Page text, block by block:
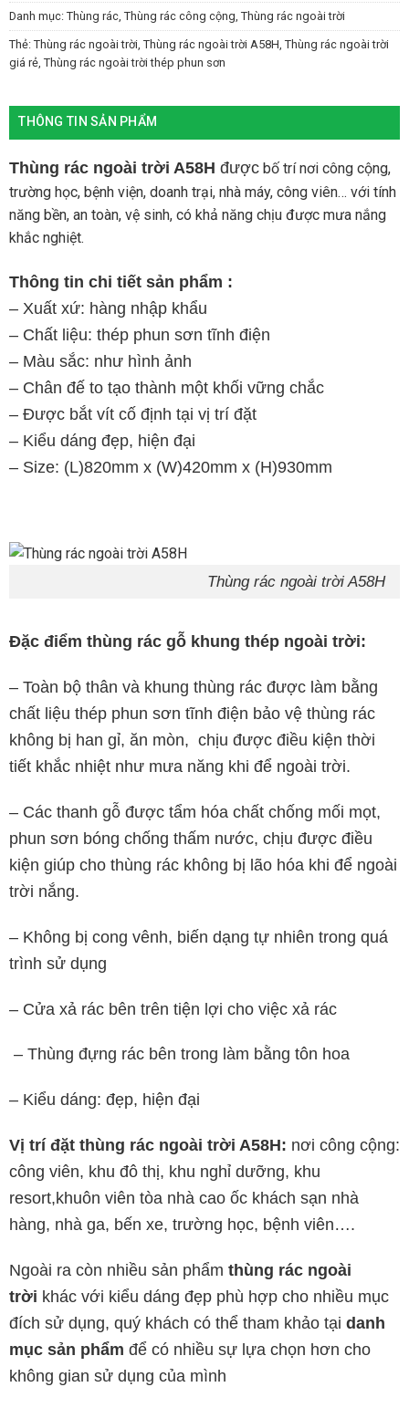
Danh mục: Thùng rác, Thùng rác công cộng Thùng rác ngoài trời
Thẻ: Thùng rác ngoài trời Thùng rác ngoài trời A58H Thùng rác ngoài trời
giá rẻ, Thùng rác ngoài trời thép phun sơn
THÔNG TIN SẢN PHẨM
Thùng rác ngoài trời A58H đượcbố trí nơi công cộng,
trường học, bệnh viện, doanh trại, nhà máy, công viên… với tính
năng bền, an toàn, vệ sinh, có khả năng chịu được mưa nắng
khắc nghiệt.
Thông tin chi tiết sản phẩm :
– Xuất xứ: hàng nhập khẩu
– Chất liệu: thép phun sơn tĩnh điện
– Màu sắc: như hình ảnh
– Chân đế to tạo thành một khối vững chắc
– Được bắt vít cố định tại vị trí đặt
– Kiểu dáng đẹp, hiện đại
– Size: (L)820mm x (W)420mm x (H)930mm
Thùng rác ngoài trời A58H
Đặc điểm thùng rác gỗ khung thép ngoài trời:
– Toàn bộ thân và khung thùng rác được làm bằng
chất liệu thép phun sơn tĩnh điện bảo vệ thùng rác
không bị han gỉ, ăn mòn, chịu được điều kiện thời
tiết khắc nhiệt như mưa năng khi để ngoài trời.
– Các thanh gỗ được tẩm hóa chất chống mối mọt,
phun sơn bóng chống thấm nước, chịu được điều
kiện giúp cho thùng rác không bị lão hóa khi để ngoài
trời nắng.
– Không bị cong vênh, biến dạng tự nhiên trong quá
trình sử dụng
– Cửa xả rác bên trên tiện lợi cho việc xả rác
– Thùng đựng rác bên trong làm bằng tôn hoa
– Kiểu dáng: đẹp, hiện đại
Vị trí đặt thùng rác ngoài trời A58H: nơi công cộng:
công viên, khu đô thị, khu nghỉ dưỡng, khu
resort,khuôn viên tòa nhà cao ốc khách sạn nhà
hàng, nhà ga, bến xe, trường học, bệnh viên….
Ngoài ra còn nhiều sản phẩm thùng rác ngoài
trời khác với kiểu dáng đẹp phù hợp cho nhiều mục
đích sử dụng, quý khách có thể tham khảo tại danh
mục sản phẩm để có nhiều sự lựa chọn hơn cho
không gian sử dụng của mình